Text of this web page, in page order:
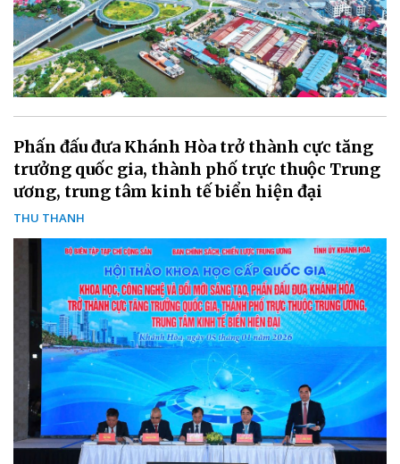
Phấn đấu đưa Khánh Hòa trở thành cực tăng
trưởng quốc gia, thành phố trực thuộc Trung
ương, trung tâm kinh tế biển hiện đại
THU THANH